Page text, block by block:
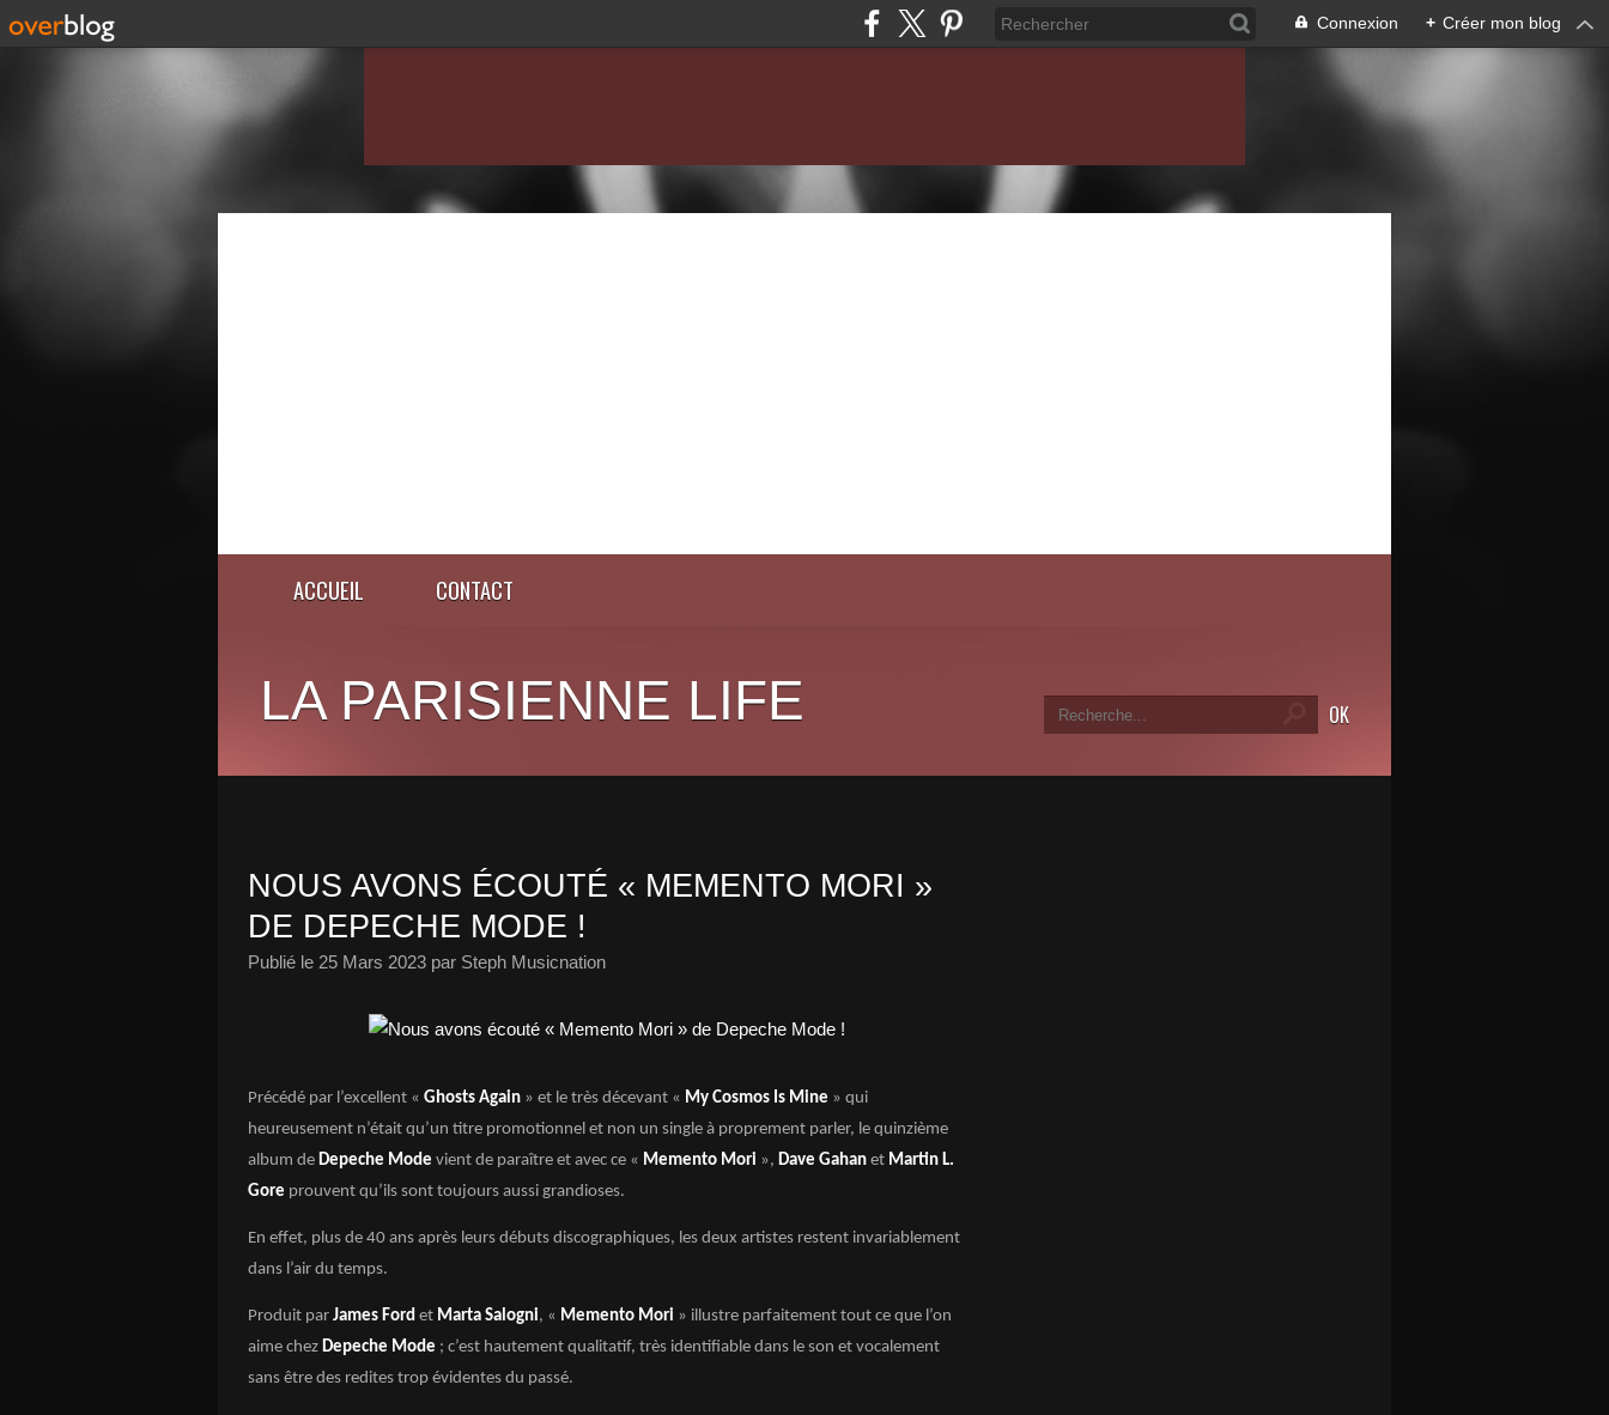
Connexion + Créer mon blog
ACCUEIL CONTACT
LA PARISIENNE LIFE
NOUS AVONS ÉCOUTÉ « MEMENTO MORI »
DE DEPECHE MODE !
Publié le 25 Mars 2023 par Steph Musicnation
Précédé par l’excellent « Ghosts Again » et le très décevant « My Cosmos Is Mine » qui
heureusement n’était qu’un titre promotionnel et non un single à proprement parler, le quinzième
album de Depeche Mode vient de paraître et avec ce « Memento Mori », Dave Gahan et Martin L.
Gore prouvent qu’ils sont toujours aussi grandioses.
En effet, plus de 40 ans après leurs débuts discographiques, les deux artistes restent invariablement
dans l’air du temps.
Produit par James Ford et Marta Salogni, « Memento Mori » illustre parfaitement tout ce que l’on
aime chez Depeche Mode ; c’est hautement qualitatif, très identifiable dans le son et vocalement
sans être des redites trop évidentes du passé.